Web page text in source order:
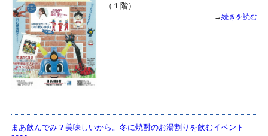
（１階）
→続きを読む
まあ飲んでみ？美味しいから。冬に焼酎のお湯割りを飲むイベント